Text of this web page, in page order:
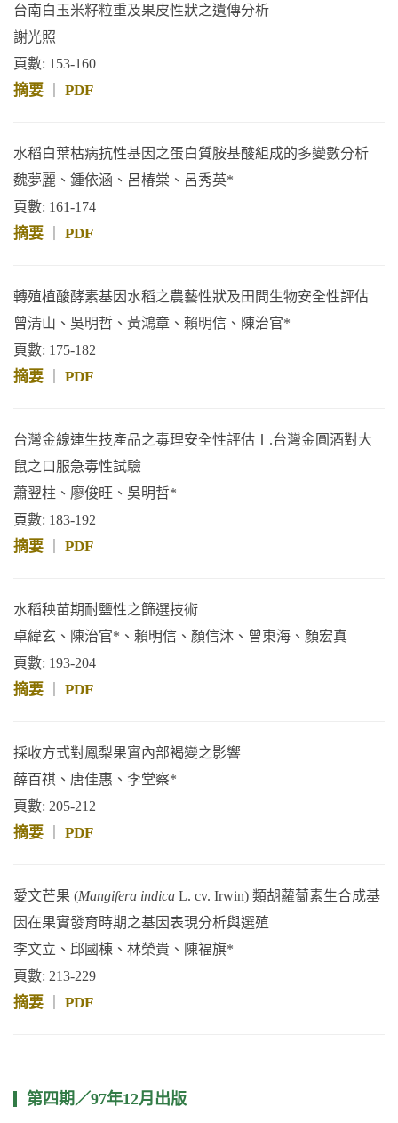
台南白玉米籽粒重及果皮性狀之遺傳分析
謝光照
頁數: 153-160
摘要 PDF
水稻白葉枯病抗性基因之蛋白質胺基酸組成的多變數分析
魏夢麗、鍾依涵、呂椿棠、呂秀英*
頁數: 161-174
摘要 PDF
轉殖植酸酵素基因水稻之農藝性狀及田間生物安全性評估
曾清山、吳明哲、黃鴻章、賴明信、陳治官*
頁數: 175-182
摘要 PDF
台灣金線連生技產品之毒理安全性評估Ⅰ.台灣金圓酒對大
鼠之口服急毒性試驗
蕭翌柱、廖俊旺、吳明哲*
頁數: 183-192
摘要 PDF
水稻秧苗期耐鹽性之篩選技術
卓緯玄、陳治官*、賴明信、顏信沐、曾東海、顏宏真
頁數: 193-204
摘要 PDF
採收方式對鳳梨果實內部褐變之影響
薛百祺、唐佳惠、李堂察*
頁數: 205-212
摘要 PDF
愛文芒果 (Mangifera indica L. cv. Irwin) 類胡蘿蔔素生合成基
因在果實發育時期之基因表現分析與選殖
李文立、邱國棟、林榮貴、陳福旗*
頁數: 213-229
摘要 PDF
第四期／97年12月出版